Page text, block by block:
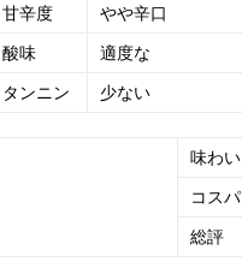
甘辛度
やや辛口
酸味
適度な
タンニン
少ない
味わい
コスパ
総評